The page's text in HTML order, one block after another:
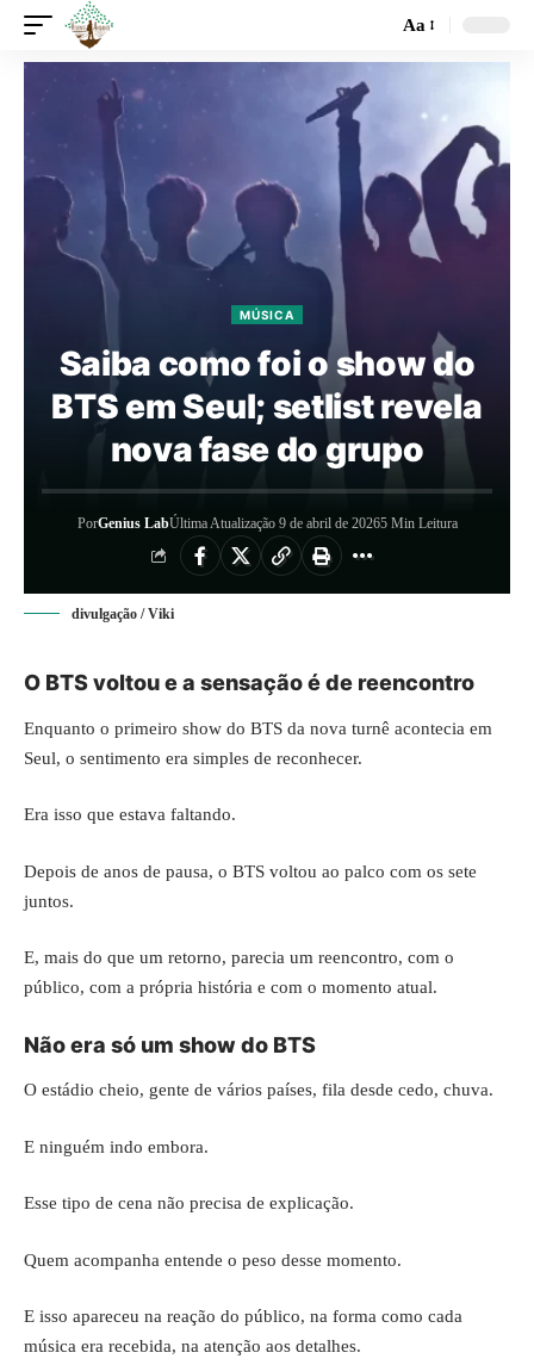
Aa
MÚSICA
Saiba como foi o show do
BTS em Seul; setlist revela
nova fase do grupo
PorGenius LabÚltima Atualização 9 de abril de 20265 Min Leitura
divulgação / Viki
O BTS voltou e a sensação é de reencontro
Enquanto o primeiro show do BTS da nova turnê acontecia em
Seul, o sentimento era simples de reconhecer.
Era isso que estava faltando.
Depois de anos de pausa, o BTS voltou ao palco com os sete
juntos.
E, mais do que um retorno, parecia um reencontro, com o
público, com a própria história e com o momento atual.
Não era só um show do BTS
O estádio cheio, gente de vários países, fila desde cedo, chuva.
E ninguém indo embora.
Esse tipo de cena não precisa de explicação.
Quem acompanha entende o peso desse momento.
E isso apareceu na reação do público, na forma como cada
música era recebida, na atenção aos detalhes.